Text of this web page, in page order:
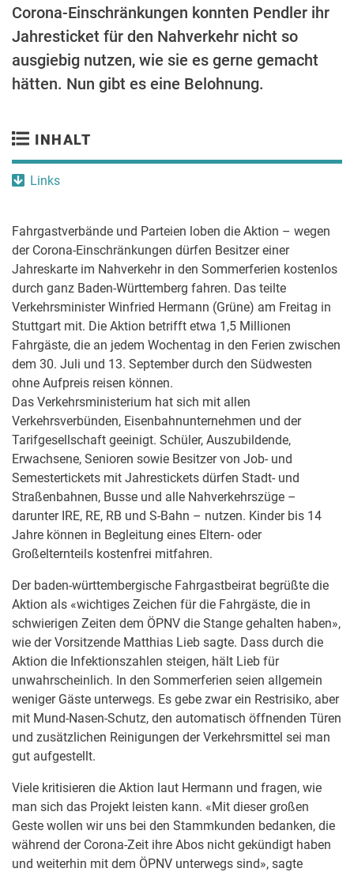
Corona-Einschränkungen konnten Pendler ihr
Jahresticket für den Nahverkehr nicht so
ausgiebig nutzen, wie sie es gerne gemacht
hätten. Nun gibt es eine Belohnung.
INHALT
Links
Fahrgastverbände und Parteien loben die Aktion – wegen
der Corona-Einschränkungen dürfen Besitzer einer
Jahreskarte im Nahverkehr in den Sommerferien kostenlos
durch ganz Baden-Württemberg fahren. Das teilte
Verkehrsminister Winfried Hermann (Grüne) am Freitag in
Stuttgart mit. Die Aktion betrifft etwa 1,5 Millionen
Fahrgäste, die an jedem Wochentag in den Ferien zwischen
dem 30. Juli und 13. September durch den Südwesten
ohne Aufpreis reisen können.
Das Verkehrsministerium hat sich mit allen
Verkehrsverbünden, Eisenbahnunternehmen und der
Tarifgesellschaft geeinigt. Schüler, Auszubildende,
Erwachsene, Senioren sowie Besitzer von Job- und
Semestertickets mit Jahrestickets dürfen Stadt- und
Straßenbahnen, Busse und alle Nahverkehrszüge –
darunter IRE, RE, RB und S-Bahn – nutzen. Kinder bis 14
Jahre können in Begleitung eines Eltern- oder
Großelternteils kostenfrei mitfahren.
Der baden-württembergische Fahrgastbeirat begrüßte die
Aktion als «wichtiges Zeichen für die Fahrgäste, die in
schwierigen Zeiten dem ÖPNV die Stange gehalten haben»,
wie der Vorsitzende Matthias Lieb sagte. Dass durch die
Aktion die Infektionszahlen steigen, hält Lieb für
unwahrscheinlich. In den Sommerferien seien allgemein
weniger Gäste unterwegs. Es gebe zwar ein Restrisiko, aber
mit Mund-Nasen-Schutz, den automatisch öffnenden Türen
und zusätzlichen Reinigungen der Verkehrsmittel sei man
gut aufgestellt.
Viele kritisieren die Aktion laut Hermann und fragen, wie
man sich das Projekt leisten kann. «Mit dieser großen
Geste wollen wir uns bei den Stammkunden bedanken, die
während der Corona-Zeit ihre Abos nicht gekündigt haben
und weiterhin mit dem ÖPNV unterwegs sind», sagte